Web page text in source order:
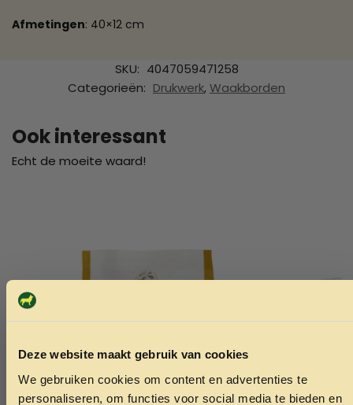
Deze website maakt gebruik van cookies
We gebruiken cookies om content en advertenties te
personaliseren, om functies voor social media te bieden en
Afmetingen: 40×12 cm
SKU: 4047059471258
Categorieën: Drukwerk,Waakborden
Ook interessant
Echt de moeite waard!
ONTVANG 5% KORTING OP